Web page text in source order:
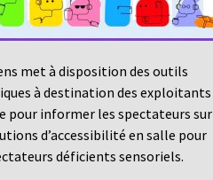
met à disposition des outils
à destination des exploitants
pour informer les spectateurs sur
d’accessibilité en salle pour
déficients sensoriels.